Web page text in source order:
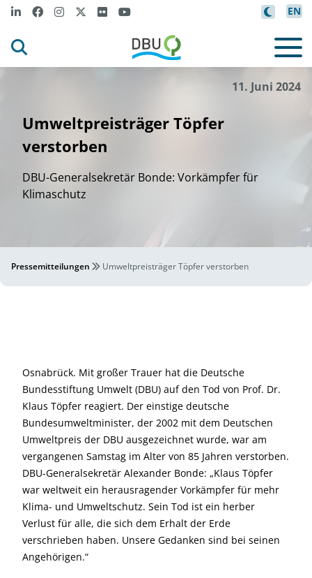
EN
©
Peter
H
se
/DBU
11. Juni 2024
Umweltpreisträger Töpfer
verstorben
DBU-Generalsekretär Bonde: Vorkämpfer für
Klimaschutz
Pressemitteilungen Umweltpreisträger Töpfer verstorben
Osnabrück. Mit großer Trauer hat die Deutsche
Bundesstiftung Umwelt (DBU) auf den Tod von Prof. Dr.
Klaus Töpfer reagiert. Der einstige deutsche
Bundesumweltminister, der 2002 mit dem Deutschen
Umweltpreis der DBU ausgezeichnet wurde, war am
vergangenen Samstag im Alter von 85 Jahren verstorben.
DBU-Generalsekretär Alexander Bonde: „Klaus Töpfer
war weltweit ein herausragender Vorkämpfer für mehr
Klima- und Umweltschutz. Sein Tod ist ein herber
Verlust für alle, die sich dem Erhalt der Erde
verschrieben haben. Unsere Gedanken sind bei seinen
Angehörigen.“